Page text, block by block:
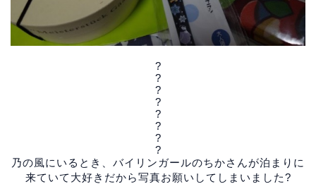
?
?
?
?
?
?
?
?
乃の風にいるとき、バイリンガールのちかさんが泊まりに
来ていて大好きだから写真お願いしてしまいました?